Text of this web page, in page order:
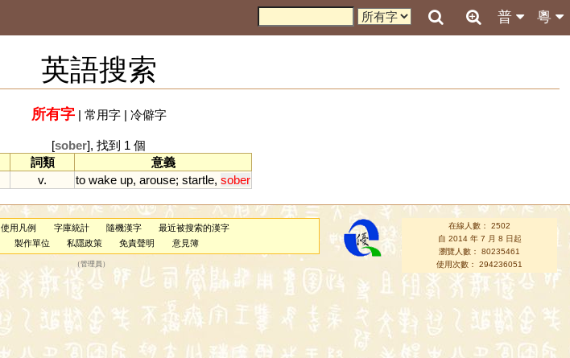
粵
普
英語搜索
所有字| 常用字| 冷僻字
[sober], 找到 1 個
詞類
意義
v. to wake up, arouse; startle, sober
使用凡例 字庫統計 隨機漢字
最近被搜索的漢字
製作單位 私隱政策 免責聲明 意見簿
（管理員 ）
在線人數： 2502
自 2014 年 7 月 8 日起
瀏覽人數： 80235461
使用次數： 294236051